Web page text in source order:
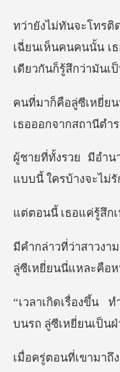
เฉี่ยนเห็นคนคนนั้น เ
เธอออกจากสถาน
ค่รู้สึก
ลู่ซีเหยี่ยนน
บนรถ ลู่ซีเหยี่ย